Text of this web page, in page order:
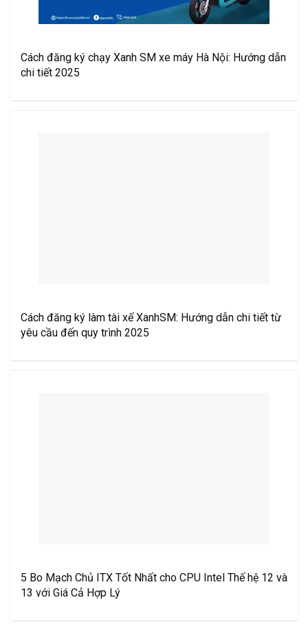
Cách đăng ký chạy Xanh SM xe máy Hà Nội: Hướng dẫn
chi tiết 2025
Cách đăng ký làm tài xế XanhSM: Hướng dẫn chi tiết từ
yêu cầu đến quy trình 2025
5 Bo Mạch Chủ ITX Tốt Nhất cho CPU Intel Thế hệ 12 và
13 với Giá Cả Hợp Lý